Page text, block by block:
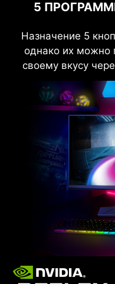
5
Назначение 5
однако их можно
своему вкусу